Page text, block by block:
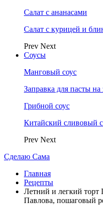
Салат с ананасами
Салат с курицей и
Prev Next
Соусы
Манговый соус
Заправка для пасты на
Грибной соус
Китайский сливовый
Prev Next
Сделаю Сама
Главная
Рецепты
Летний и легкий торт
Павлова, пошаговый